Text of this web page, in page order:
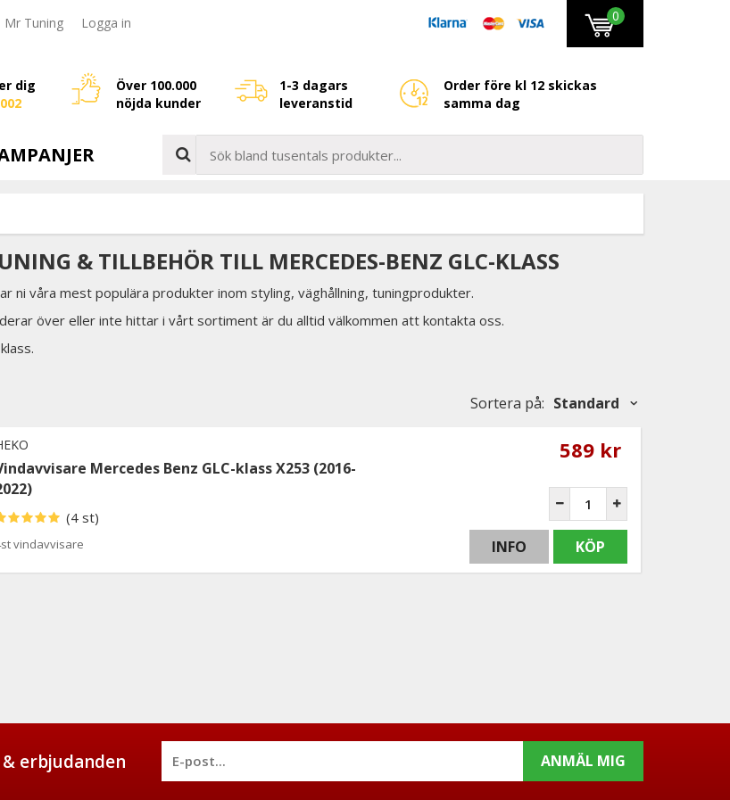
Mr Tuning Logga in 0
dig
Över 100.000
nöjda kunder
1-3 dagars
leveranstid
Order före kl 12 skickas
samma dag
& TILLBEHÖR TILL MERCEDES-BENZ GLC-KLASS
ni våra mest populära produkter inom styling, väghållning, tuningprodukter.
över eller inte hittar i vårt sortiment är du alltid välkommen att kontakta oss.
Sortera på: Standard
Mercedes Benz GLC-klass X253 (2016-
(4 st)
vindavvisare
589 kr
INFO KÖP
erbjudanden ANMÄL MIG